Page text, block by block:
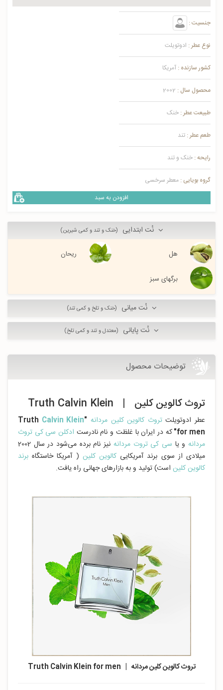
جنسیت :
نوع عطر : ادوتویلت
کشور سازنده : آمریکا
محصول سال : 2002
طبیعت عطر : خنک
طعم عطر : تند
رایحه : خنک و تند
گروه بویایی : معطر سرخسی
افزودن به سبد
نُت ابتدایی (خنک و تند و کمی شیرین)
هل ریحان
برگهای سبز
نُت میانی (خنک و تلخ و کمی تند)
نُت پایانی (معتدل و تند و کمی تلخ)
توضیحات محصول
تروث کالوین کلین | Truth Calvin Klein
عطر ادوتویلتتروث کالوین کلین مردانه "Truth
Calvin Klein
for men" که در ایران با غلظت و نام نادرست ادکلن سی کی تروث
مردانهو یا سی کی تروت مردانه
نیز نام برده می‌شود در سال 2002
میلادی از سوی برند آمریکایی کالوین کلین ( آمریکا خاستگاه برند
کالوین کلین است) تولید و به بازارهای جهانی راه یافت.
تروث کالوین کلین مردانه | Truth Calvin Klein for men